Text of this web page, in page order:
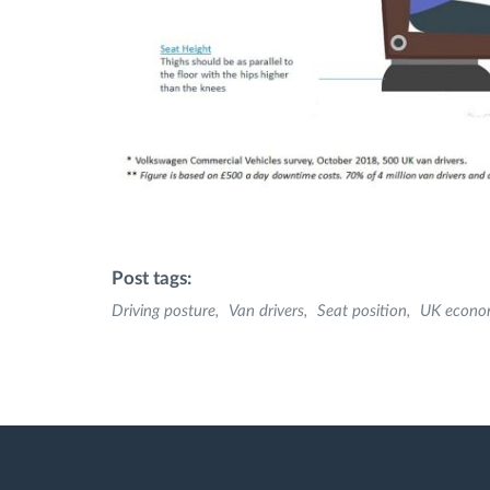
Post tags:
Driving posture Van drivers Seat position UK